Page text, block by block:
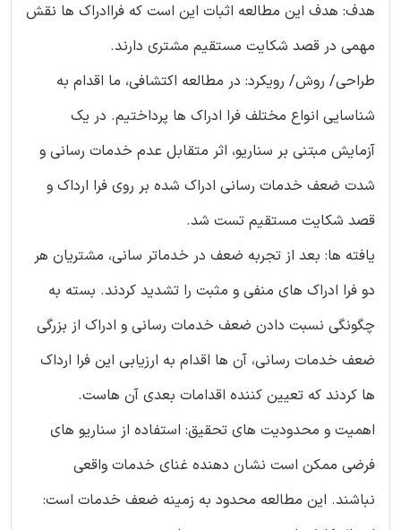
هدف: هدف این مطالعه اثبات این است که فراادراک ها نقش
مهمی در قصد شکایت مستقیم مشتری دارند.
طراحی/ روش/ رویکرد: در مطالعه اکتشافی، ما اقدام به
شناسایی انواع مختلف فرا ادراک ها پرداختیم. در یک
آزمایش مبتنی بر سناریو، اثر متقابل عدم خدمات رسانی و
شدت ضعف خدمات رسانی ادراک شده بر روی فرا ارداک و
قصد شکایت مستقیم تست شد.
یافته ها: بعد از تجربه ضعف در خدماتر سانی، مشتریان هر
دو فرا ادراک های منفی و مثبت را تشدید کردند. بسته به
چگونگی نسبت دادن ضعف خدمات رسانی و ادراک از بزرگی
ضعف خدمات رسانی، آن ها اقدام به ارزیابی این فرا ارداک
ها کردند که تعیین کننده اقدامات بعدی آن هاست.
اهمیت و محدودیت های تحقیق: استفاده از سناریو های
فرضی ممکن است نشان دهنده غنای خدمات واقعی
نباشند. این مطالعه محدود به زمینه ضعف خدمات است: